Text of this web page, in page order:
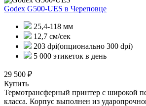
Godex G500-UES в Череповце
25,4-118 мм
12,7 см/сек
203 dpi(опционально 300 dpi)
5 000 этикеток в день
29 500 ₽
Купить
Термотрансферный принтер с широкой
класса. Корпус выполнен из